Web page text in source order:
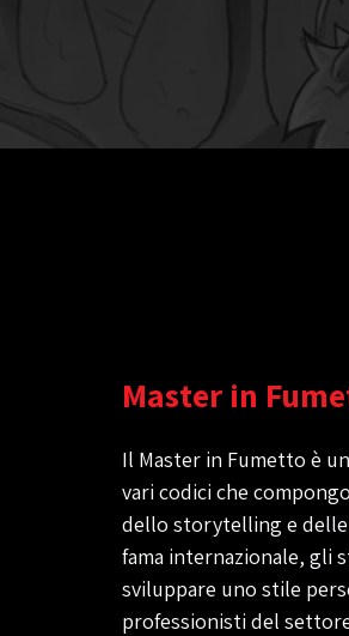
Master in
Il Master in Fumetto è
vari codici che
dello storytelling e delle
fama internazionale, gli
sviluppare uno stile
professionisti del